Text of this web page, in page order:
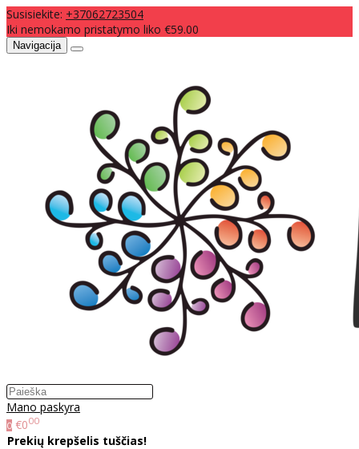
Susisiekite: +37062723504
Iki nemokamo pristatymo liko €59.00
Navigacija
Mano paskyra
0 €000
Prekių krepšelis tuščias!